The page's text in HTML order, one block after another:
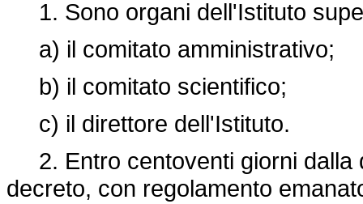
1. Sono organi dell'Istituto
a) il comitato amministrativo;
b) il comitato scientifico;
c) il direttore dell'Istituto.
2. Entro centoventi giorni dalla
decreto, con regolamento